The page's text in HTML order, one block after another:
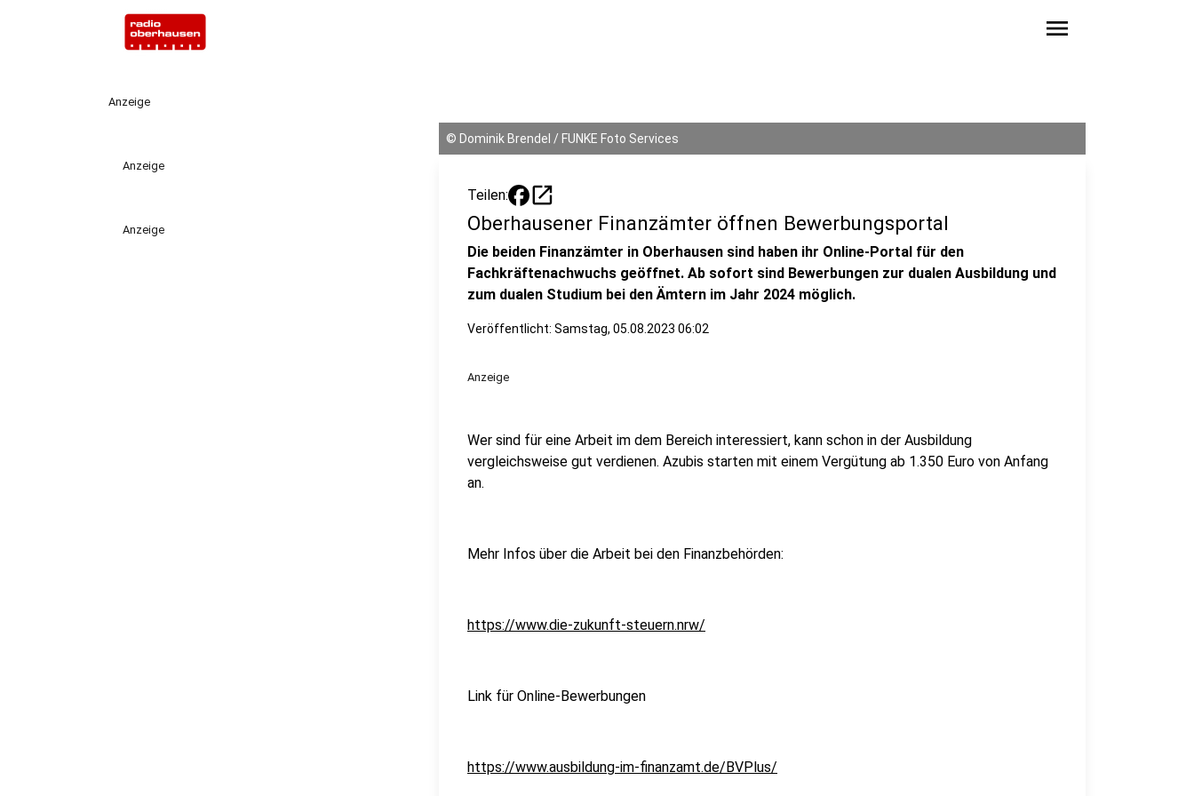
menu
Anzeige
Anzeige
Anzeige
© Dominik Brendel / FUNKE Foto Services
Teilen: open_in_new
Oberhausener Finanzämter öffnen Bewerbungsportal
Die beiden Finanzämter in Oberhausen sind haben ihr Online-Portal für den
Fachkräftenachwuchs geöffnet. Ab sofort sind Bewerbungen zur dualen Ausbildung und
zum dualen Studium bei den Ämtern im Jahr 2024 möglich.
Veröffentlicht: Samstag, 05.08.2023 06:02
Anzeige
Wer sind für eine Arbeit im dem Bereich interessiert, kann schon in der Ausbildung
vergleichsweise gut verdienen. Azubis starten mit einem Vergütung ab 1.350 Euro von Anfang
an.
Mehr Infos über die Arbeit bei den Finanzbehörden:
https://www.die-zukunft-steuern.nrw/
Link für Online-Bewerbungen
https://www.ausbildung-im-finanzamt.de/BVPlus/